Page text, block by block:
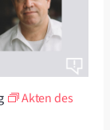
Akten des